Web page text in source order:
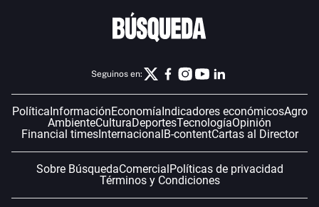
Seguinos en:
PolíticaInformaciónEconomíaIndicadores económicosAgro
AmbienteCulturaDeportesTecnologíaOpinión
Financial timesInternacionalB-contentCartas al Director
Sobre BúsquedaComercialPolíticas de privacidad
Términos y Condiciones